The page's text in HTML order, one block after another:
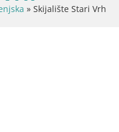
» Skijalište Stari Vrh